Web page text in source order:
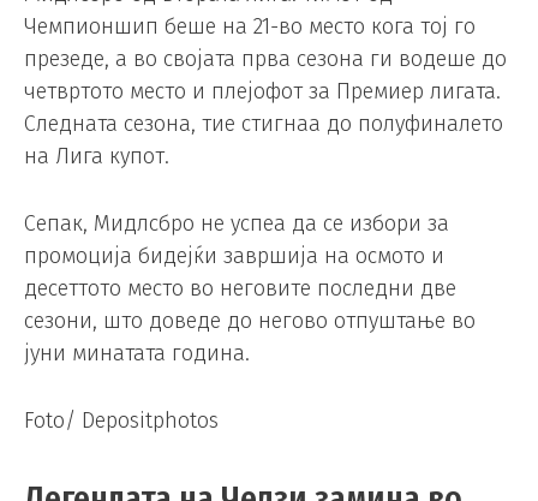
Чемпионшип беше на 21-во место кога тој го
презеде, а во својата прва сезона ги водеше до
четвртото место и плејофот за Премиер лигата.
Следната сезона, тие стигнаа до полуфиналето
на Лига купот.
Сепак, Мидлсбро не успеа да се избори за
промоција бидејќи завршија на осмото и
десеттото место во неговите последни две
сезони, што доведе до негово отпуштање во
јуни минатата година.
Foto/ Depositphotos